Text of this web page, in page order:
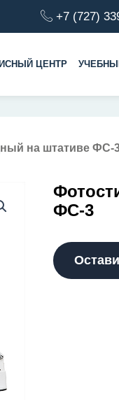
+7 (727)
ЦЕНТР
на штативе ФС-
ФС-3